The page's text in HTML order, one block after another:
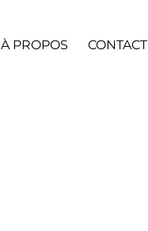
À PROPOS CONTACT